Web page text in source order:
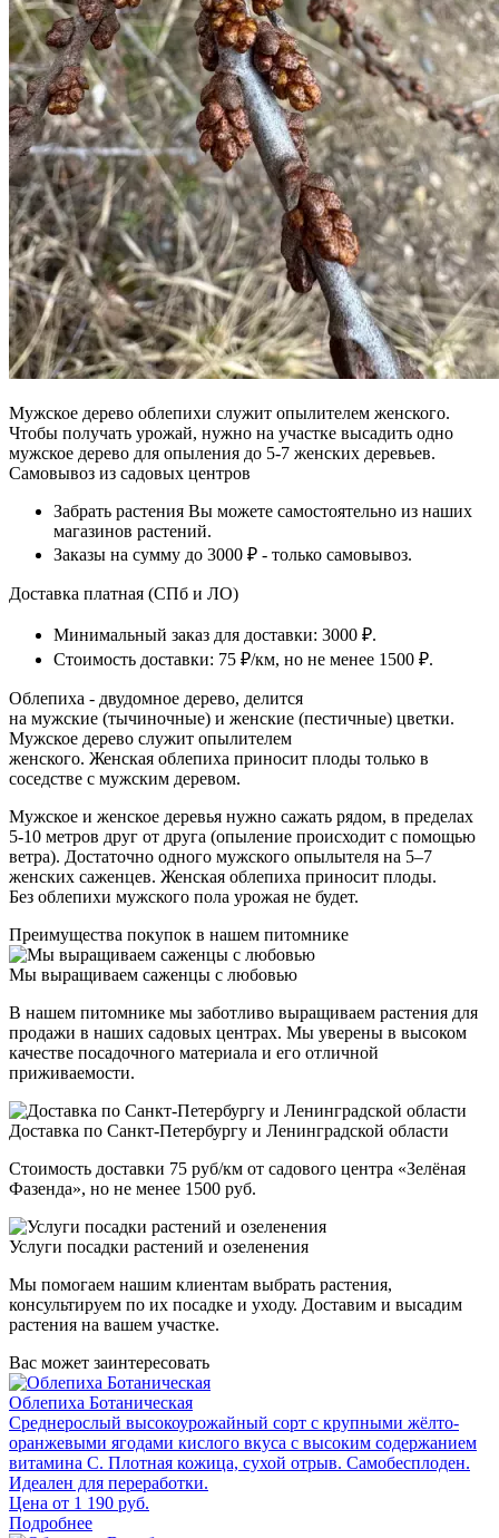
Мужское дерево облепихи служит опылителем женского.
Чтобы получать урожай, нужно на участке высадить одно
мужское дерево для опыления до 5-7 женских деревьев.
Самовывоз из садовых центров
Забрать растения Вы можете самостоятельно из наших
магазинов растений.
Заказы на сумму до 3000 ₽ - только самовывоз.
Доставка платная (СПб и ЛО)
Минимальный заказ для доставки: 3000 ₽.
Стоимость доставки: 75 ₽/км, но не менее 1500 ₽.
Облепиха - двудомное дерево, делится
на мужские (тычиночные) и женские (пестичные) цветки.
Мужское дерево служит опылителем
женского. Женская облепиха приносит плоды только в
соседстве с мужским деревом.
Мужское и женское деревья нужно сажать рядом, в пределах
5-10 метров друг от друга (опыление происходит с помощью
ветра). Достаточно одного мужского опылытеля на 5–7
женских саженцев. Женская облепиха приносит плоды.
Без облепихи мужского пола урожая не будет.
Преимущества покупок в нашем питомнике
Мы выращиваем саженцы с любовью
В нашем питомнике мы заботливо выращиваем растения для
продажи в наших садовых центрах. Мы уверены в высоком
качестве посадочного материала и его отличной
приживаемости.
Доставка по Санкт-Петербургу и Ленинградской области
Стоимость доставки 75 руб/км от садового центра «Зелёная
Фазенда», но не менее 1500 руб.
Услуги посадки растений и озеленения
Мы помогаем нашим клиентам выбрать растения,
консультируем по их посадке и уходу. Доставим и высадим
растения на вашем участке.
Вас может заинтересовать
Облепиха Ботаническая
Среднерослый высокоурожайный сорт с крупными жёлто-
оранжевыми ягодами кислого вкуса с высоким содержанием
витамина С. Плотная кожица, сухой отрыв. Самобесплоден.
Идеален для переработки.
Цена от 1 190 руб.
Подробнее